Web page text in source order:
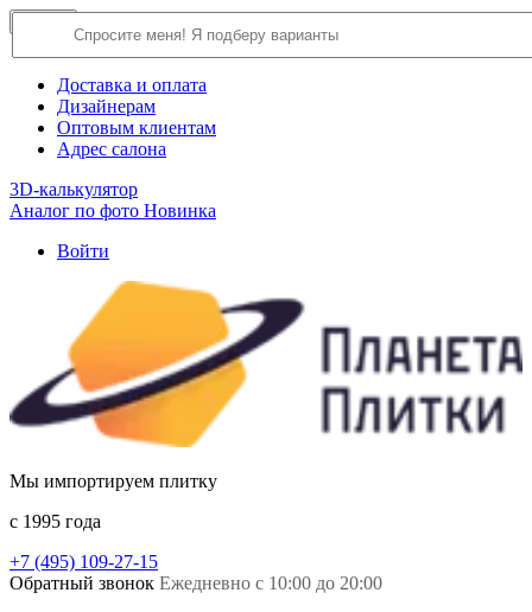
О компании
Доставка и оплата
Дизайнерам
Оптовым клиентам
Адрес салона
3D-калькулятор
Аналог по фото Новинка
Войти
Мы импортируем плитку
c 1995 года
+7 (495) 109-27-15
Обратный звонок Ежедневно с 10:00 до 20:00